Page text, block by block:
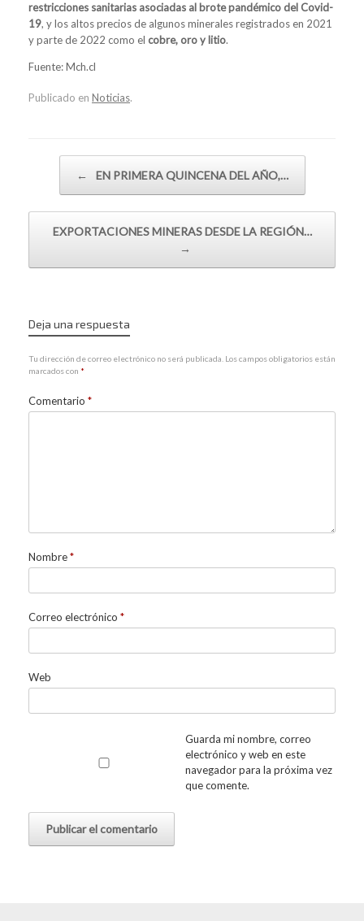
restricciones sanitarias asociadas al brote pandémico del Covid-
19, y los altos precios de algunos minerales registrados en 2021
y parte de 2022 como el cobre, oro y litio.
Fuente: Mch.cl
Publicado en Noticias.
← EN PRIMERA QUINCENA DEL AÑO,…
EXPORTACIONES MINERAS DESDE LA REGIÓN…
→
Deja una respuesta
Tu dirección de correo electrónico no será publicada. Los campos obligatorios están
marcados con *
Comentario *
Nombre*
Correo electrónico *
Web
Guarda mi nombre, correo
electrónico y web en este
navegador para la próxima vez
que comente.